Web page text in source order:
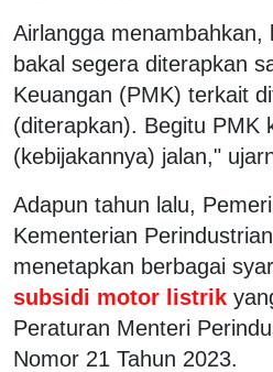
Airlangga menambahkan,
bakal segera diterapkan
Keuangan (PMK) terkait
(diterapkan). Begitu PMK
(kebijakannya) jalan,"
Adapun tahun lalu,
Kementerian
menetapkan berbagai
subsidi motor listrik
Peraturan Menteri
Nomor 21 Tahun 2023.